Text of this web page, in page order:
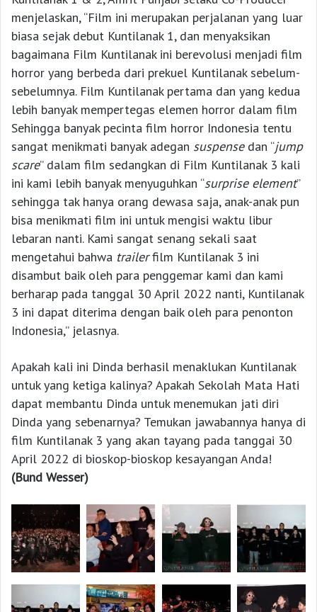
menjelaskan, “Film ini merupakan perjalanan yang luar
biasa sejak debut Kuntilanak 1, dan menyaksikan
bagaimana Film Kuntilanak ini berevolusi menjadi film
horror yang berbeda dari prekuel Kuntilanak sebelum-
sebelumnya. Film Kuntilanak pertama dan yang kedua
lebih banyak mempertegas elemen horror dalam film
Sehingga banyak pecinta film horror Indonesia tentu
sangat menikmati banyak adegan suspensedan “jump
scare” dalam film sedangkan di Film Kuntilanak 3 kali
ini kami lebih banyak menyuguhkan “surprise element”
sehingga tak hanya orang dewasa saja, anak-anak pun
bisa menikmati film ini untuk mengisi waktu libur
lebaran nanti. Kami sangat senang sekali saat
mengetahui bahwa trailerfilm Kuntilanak 3 ini
disambut baik oleh para penggemar kami dan kami
berharap pada tanggal 30 April 2022 nanti, Kuntilanak
3 ini dapat diterima dengan baik oleh para penonton
Indonesia,” jelasnya.
Apakah kali ini Dinda berhasil menaklukan Kuntilanak
untuk yang ketiga kalinya? Apakah Sekolah Mata Hati
dapat membantu Dinda untuk menemukan jati diri
Dinda yang sebenarnya? Temukan jawabannya hanya di
film Kuntilanak 3 yang akan tayang pada tanggai 30
April 2022 di bioskop-bioskop kesayangan Anda!
(Bund Wesser)